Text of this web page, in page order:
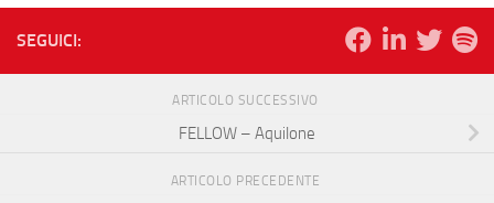
SEGUICI:
ARTICOLO SUCCESSIVO
FELLOW – Aquilone
ARTICOLO PRECEDENTE